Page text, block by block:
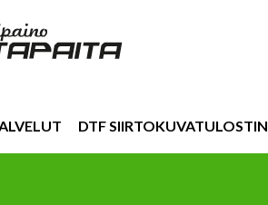
DTF SIIRTOKUVATULOSTIN